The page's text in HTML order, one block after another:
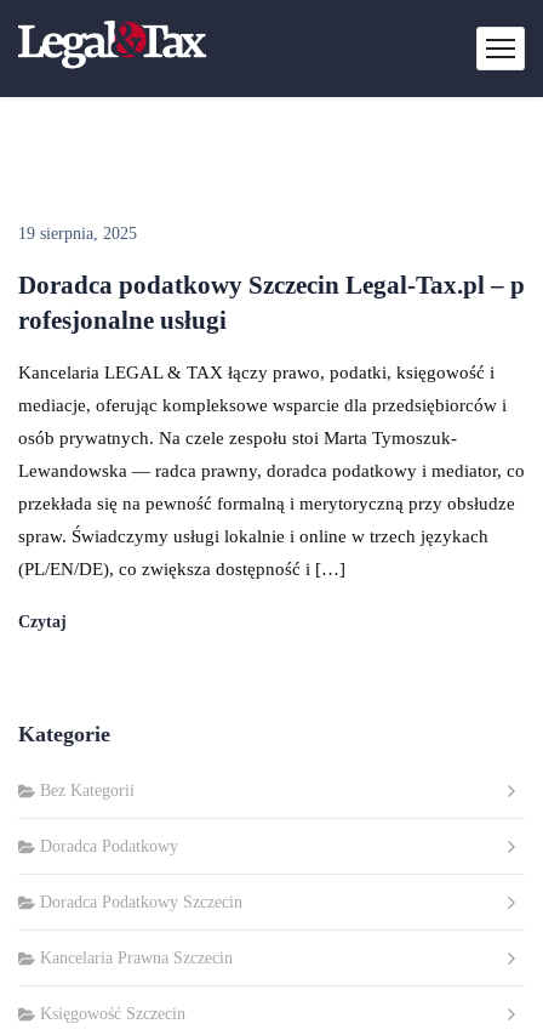
19 sierpnia, 2025
Doradca podatkowy Szczecin Legal-Tax.pl – p
rofesjonalne usługi
Kancelaria LEGAL & TAX łączy prawo, podatki, księgowość i
mediacje, oferując kompleksowe wsparcie dla przedsiębiorców i
osób prywatnych. Na czele zespołu stoi Marta Tymoszuk-
Lewandowska — radca prawny, doradca podatkowy i mediator, co
przekłada się na pewność formalną i merytoryczną przy obsłudze
spraw. Świadczymy usługi lokalnie i online w trzech językach
(PL/EN/DE), co zwiększa dostępność i […]
Czytaj
Kategorie
Bez Kategorii
Doradca Podatkowy
Doradca Podatkowy Szczecin
Kancelaria Prawna Szczecin
Księgowość Szczecin